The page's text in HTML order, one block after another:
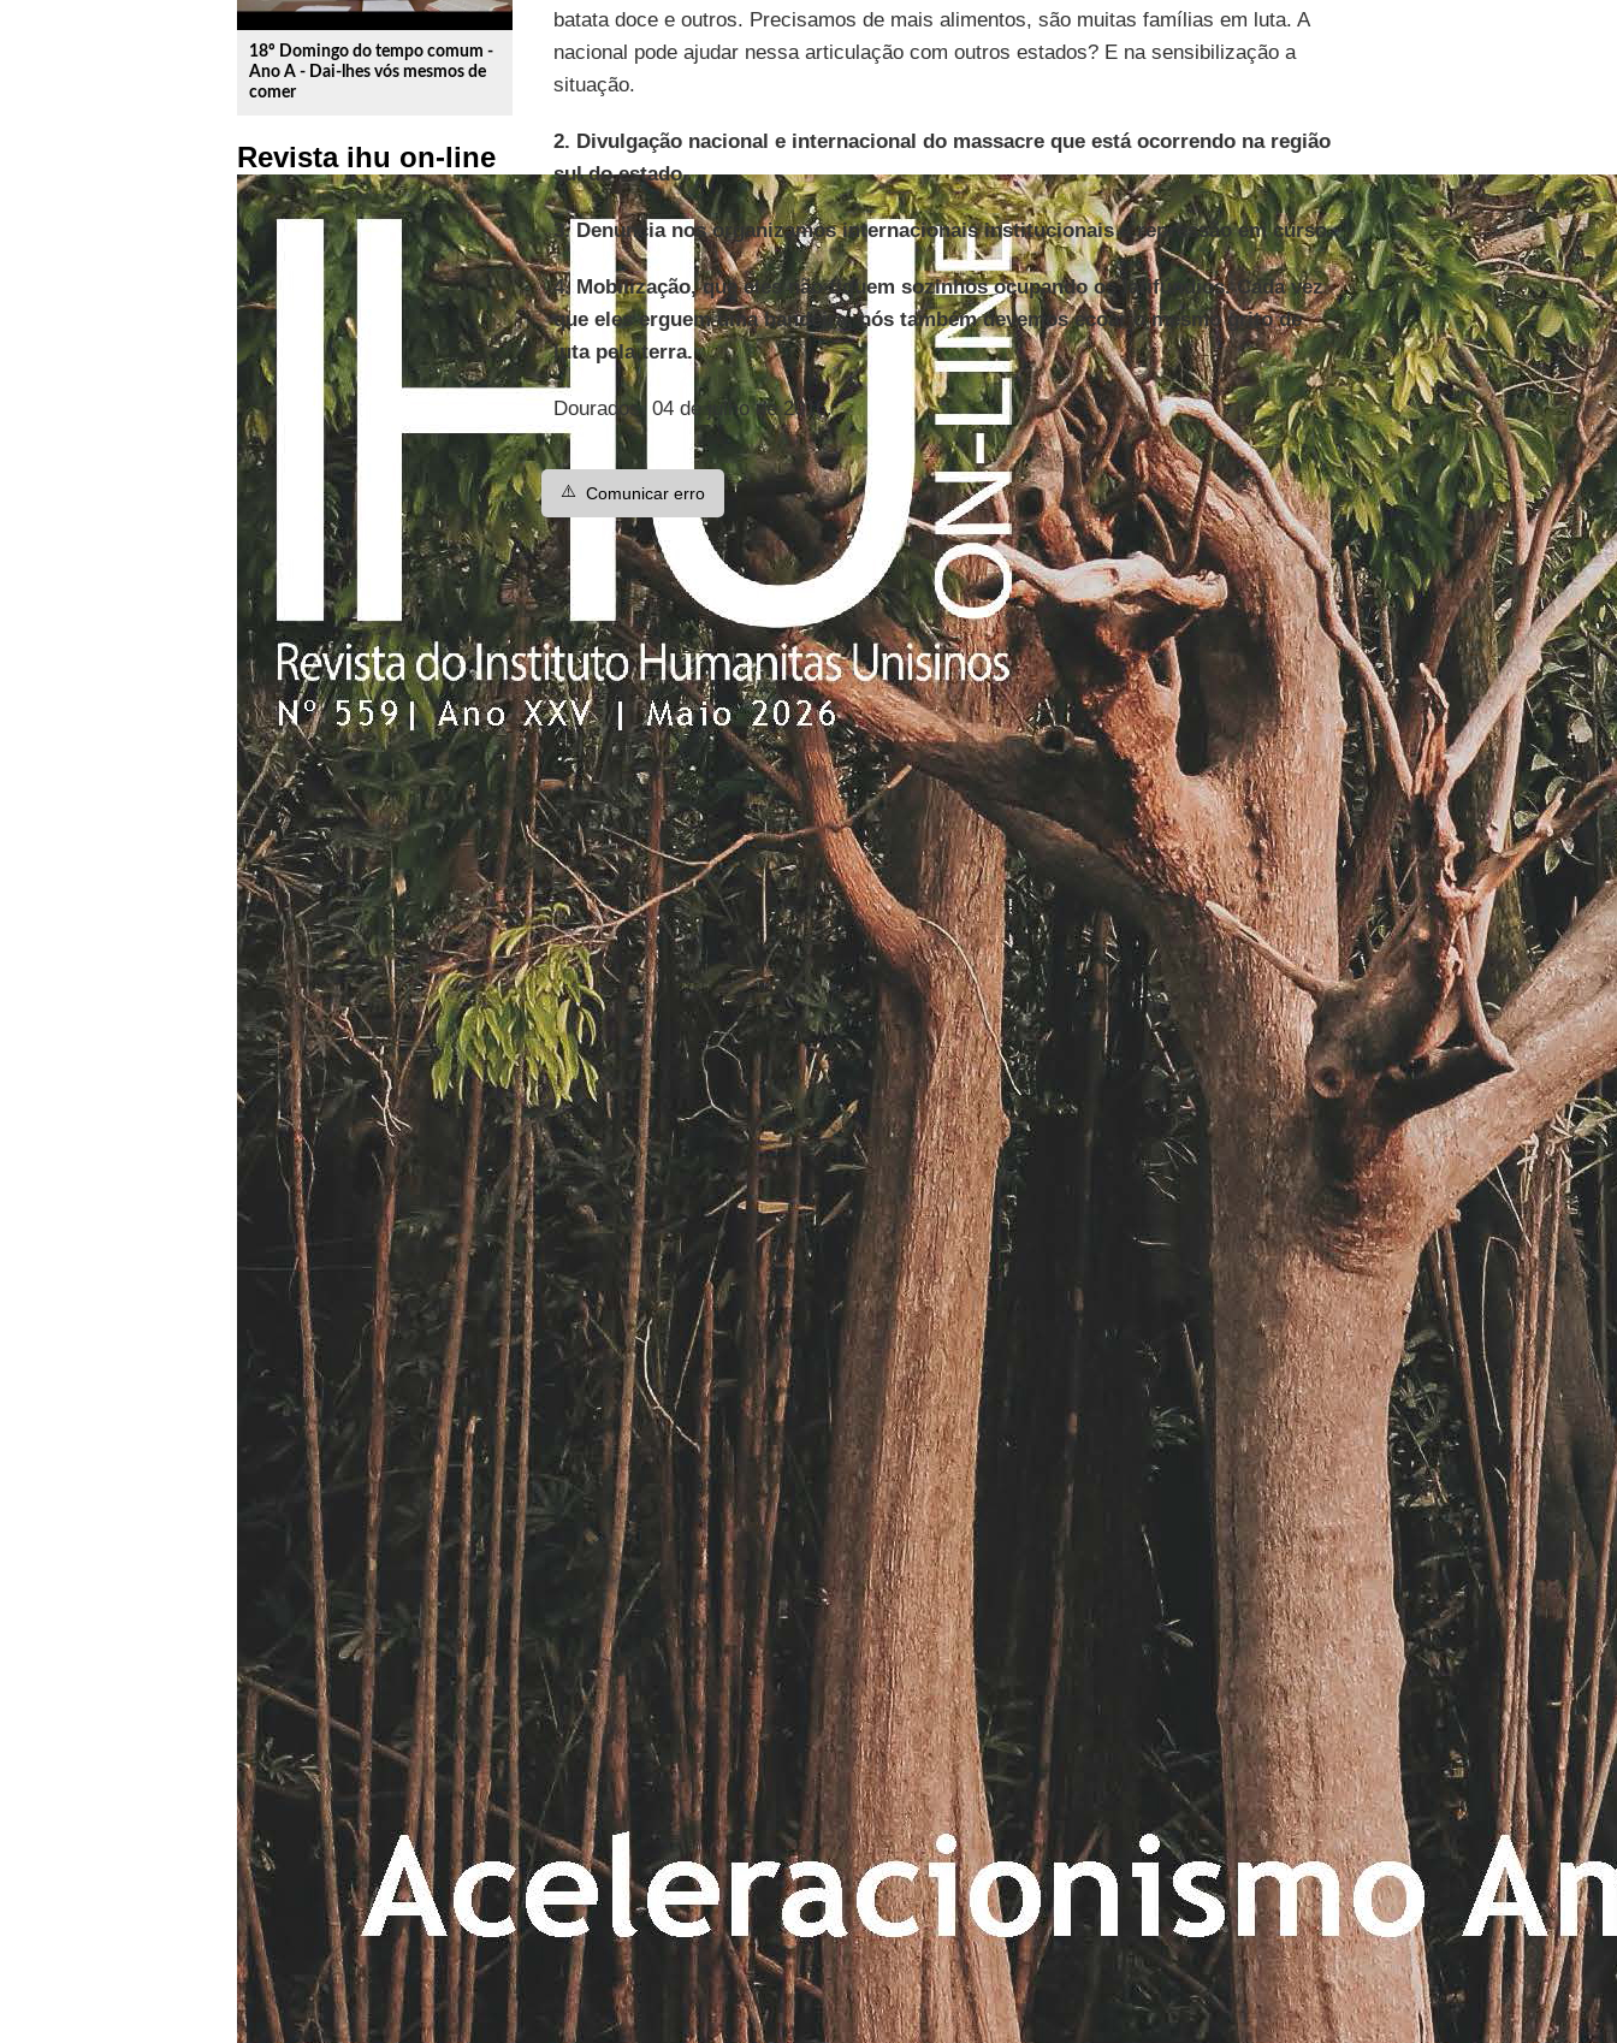
18º Domingo do tempo comum -
Ano A - Dai-lhes vós mesmos de
comer
Revista ihu on-line
batata doce e outros. Precisamos de mais alimentos, são muitas famílias em luta. A
nacional pode ajudar nessa articulação com outros estados? E na sensibilização a
situação.
2. Divulgação nacional e internacional do massacre que está ocorrendo na região
sul do estado.
3. Denuncia nos organizamos internacionais institucionais a repressão em curso.
4. Mobilização, que eles não fiquem sozinhos ocupando os latifúndios. Cada vez
que eles erguem uma bandeira, nós também devemos ecoar o mesmo grito de
luta pela terra.
Dourados, 04 de julho de 2016.
⚠️ Comunicar erro